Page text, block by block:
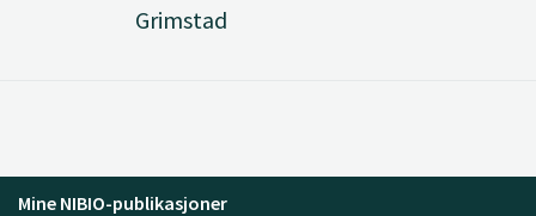
Grimstad
Mine NIBIO-publikasjoner